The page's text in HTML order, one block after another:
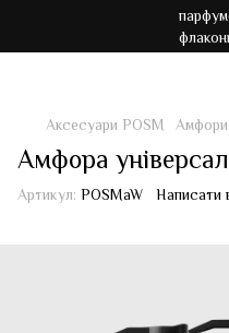
Аксесуари POSM Амфори
Амфора
Артикул: POSMaW Написати